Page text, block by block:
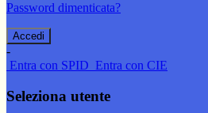
Password dimenticata?
-
Entra con SPID Entra con CIE
Seleziona utente